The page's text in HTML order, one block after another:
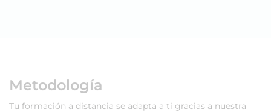
Metodología
Tu formación a distancia se adapta a ti gracias a nuestra